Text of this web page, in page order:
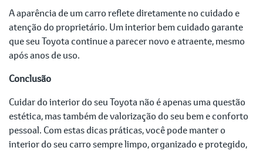
A aparência de um carro reflete diretamente no cuidado e
atenção do proprietário. Um interior bem cuidado garante
que seu Toyota continue a parecer novo e atraente, mesmo
após anos de uso.
Conclusão
Cuidar do interior do seu Toyota não é apenas uma questão
estética, mas também de valorização do seu bem e conforto
pessoal. Com estas dicas práticas, você pode manter o
interior do seu carro sempre limpo, organizado e protegido,